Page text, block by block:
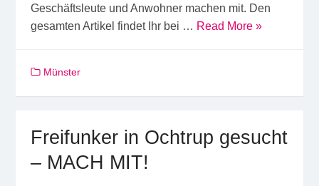
Geschäftsleute und Anwohner machen mit. Den
gesamten Artikel findet Ihr bei … Read More »
Münster
Freifunker in Ochtrup gesucht
– MACH MIT!